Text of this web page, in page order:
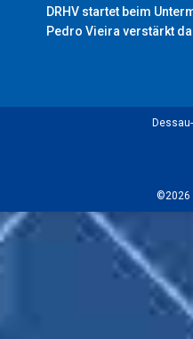
DRHV startet beim
Pedro Vieira verstärkt
©2026